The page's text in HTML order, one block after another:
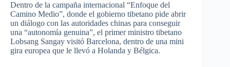
Dentro de la campaña internacional “Enfoque del
Camino Medio”, donde el gobierno tibetano pide abrir
un diálogo con las autoridades chinas para conseguir
una “autonomía genuina”, el primer ministro tibetano
Lobsang Sangay visitó Barcelona, dentro de una mini
gira europea que le llevó a Holanda y Bélgica.